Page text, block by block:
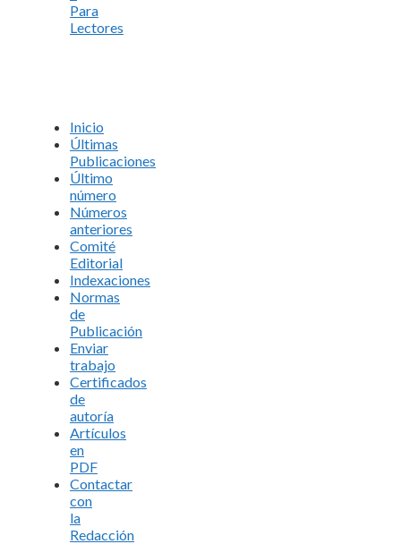
Para
Lectores
Inicio
Últimas
Publicaciones
Último
número
Números
anteriores
Comité
Editorial
Indexaciones
Normas
de
Publicación
Enviar
trabajo
Certificados
de
autoría
Artículos
en
PDF
Contactar
con
la
Redacción